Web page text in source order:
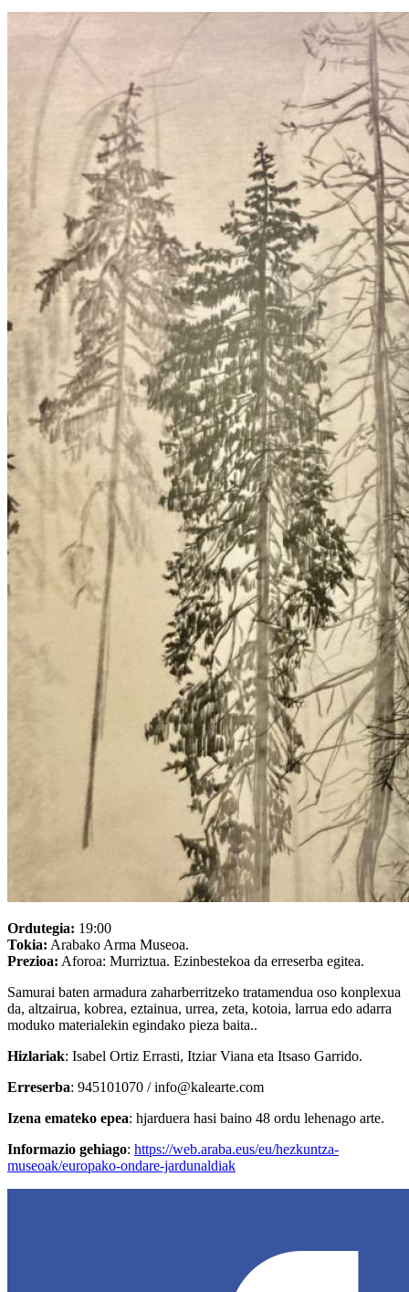
Ordutegia: 19:00
Tokia: Arabako Arma Museoa.
Prezioa: Aforoa: Murriztua. Ezinbestekoa da erreserba egitea.
Samurai baten armadura zaharberritzeko tratamendua oso konplexua
da, altzairua, kobrea, eztainua, urrea, zeta, kotoia, larrua edo adarra
moduko materialekin egindako pieza baita..
Hizlariak: Isabel Ortiz Errasti, Itziar Viana eta Itsaso Garrido.
Erreserba: 945101070 / info@kalearte.com
Izena emateko epea: hjarduera hasi baino 48 ordu lehenago arte.
Informazio gehiago: https://web.araba.eus/eu/hezkuntza-
museoak/europako-ondare-jardunaldiak